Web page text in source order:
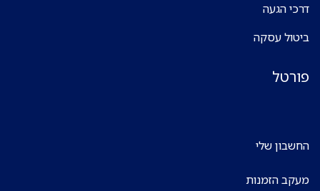
דרכי הגעה
ביטול עסקה
פורטל
החשבון שלי
מעקב הזמנות